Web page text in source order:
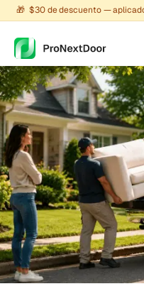
🎁 $30 de descuento —